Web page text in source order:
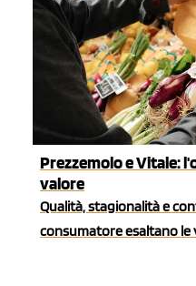
Prezzemolo e Vitale:
valore
Qualità, stagionalità e
consumatore esaltano